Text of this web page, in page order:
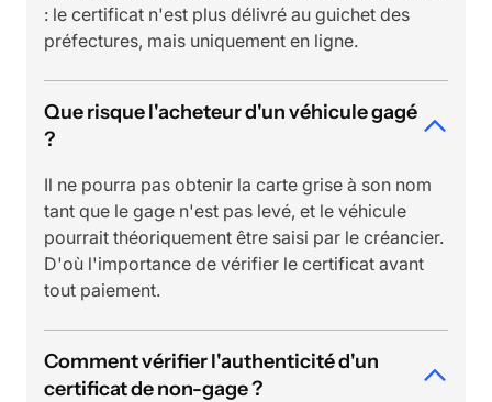
: le certificat n'est plus délivré au guichet des
préfectures, mais uniquement en ligne.
Que risque l'acheteur d'un véhicule gagé
?
Il ne pourra pas obtenir la carte grise à son nom
tant que le gage n'est pas levé, et le véhicule
pourrait théoriquement être saisi par le créancier.
D'où l'importance de vérifier le certificat avant
tout paiement.
Comment vérifier l'authenticité d'un
certificat de non-gage ?